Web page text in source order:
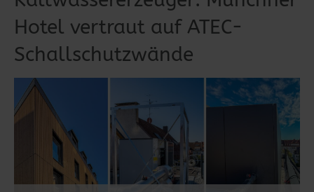
Hotel vertraut auf ATEC-
Schallschutzwände